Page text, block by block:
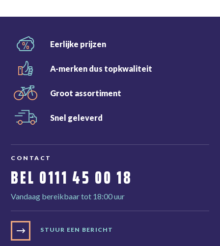
Eerlijke prijzen
A-merken dus topkwaliteit
Groot assortiment
Snel geleverd
CONTACT
BEL 0111 45 00 18
Vandaag bereikbaar tot 18:00 uur
STUUR EEN BERICHT